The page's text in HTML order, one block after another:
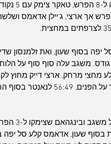
הרבע השני התנהל
שלשה. הצרפתים הכפילו את היתרון ועלו ל-6 הפרש אך ארצי, ג'יילן
בסוף שעון, ואת זלמנסון
לפסק זמן של גודס. משגב עלה סוף סוף
מרחק, ארצי דייק מחוץ
ל-4 הפרש  אך הצרפתים הגיבו בשלשה קשה עם יד על הפנים, 56:49
חולוניה פתחה טוב את
בסוף שעון, אדאמס קלע סל יפה